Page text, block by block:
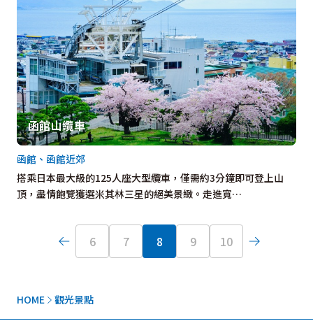
HOME 觀光景點
函館山纜車
搭乘日本最大級的125人座大型纜車，僅需約3分鐘即可登上山
頂，盡情飽覽獲選米其林三星的絕美景緻。走進寬…
函館、函館近郊
6 7 8 9 10